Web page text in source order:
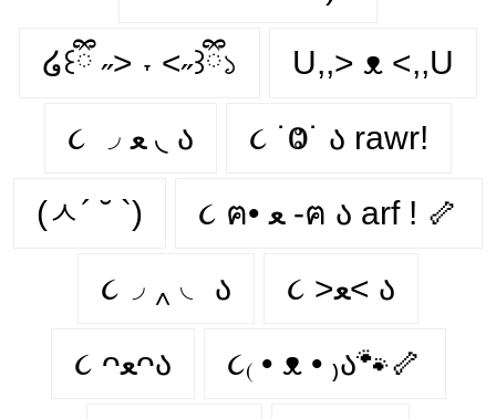
໒꒰ྀི ˶> ˕ <˶꒱ྀི১ U,,> ᴥ <,,U
૮ ◞ ﻌ ◟ ა ૮ ˙Ⱉ˙ ა rawr!
(ㅅ´ ˘ `) ૮ ฅ• ﻌ -ฅ ა arf ! 🦴
૮◞ ‸ ◟ ა ૮ >ﻌ< ა
૮ ᴖﻌᴖა ૮₍ • ᴥ • ₎ა🐾🦴